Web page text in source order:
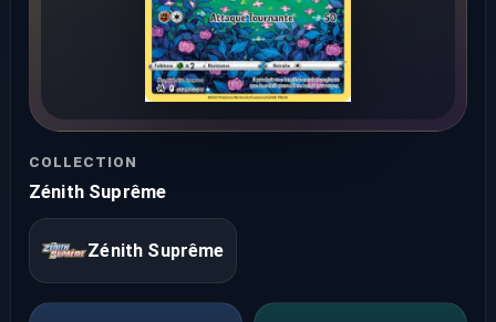
COLLECTION
Zénith Suprême
Zénith Suprême